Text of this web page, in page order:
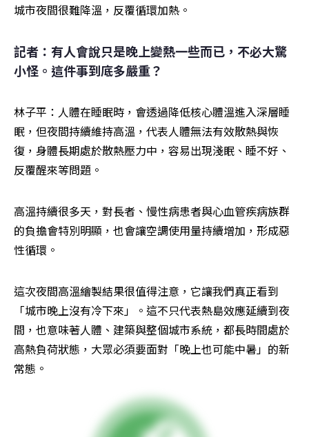
城市夜間很難降溫，反覆循環加熱。
記者：有人會說只是晚上變熱一些而已，不必大驚
小怪。這件事到底多嚴重？
林子平：人體在睡眠時，會透過降低核心體溫進入深層睡
眠，但夜間持續維持高溫，代表人體無法有效散熱與恢
復，身體長期處於散熱壓力中，容易出現淺眠、睡不好、
反覆醒來等問題。
高溫持續很多天，對長者、慢性病患者與心血管疾病族群
的負擔會特別明顯，也會讓空調使用量持續增加，形成惡
性循環。
這次夜間高溫繪製結果很值得注意，它讓我們真正看到
「城市晚上沒有冷下來」。這不只代表熱島效應延續到夜
間，也意味著人體、建築與整個城市系統，都長時間處於
高熱負荷狀態，大眾必須要面對「晚上也可能中暑」的新
常態。